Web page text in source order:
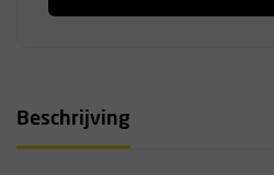
Beschrijving